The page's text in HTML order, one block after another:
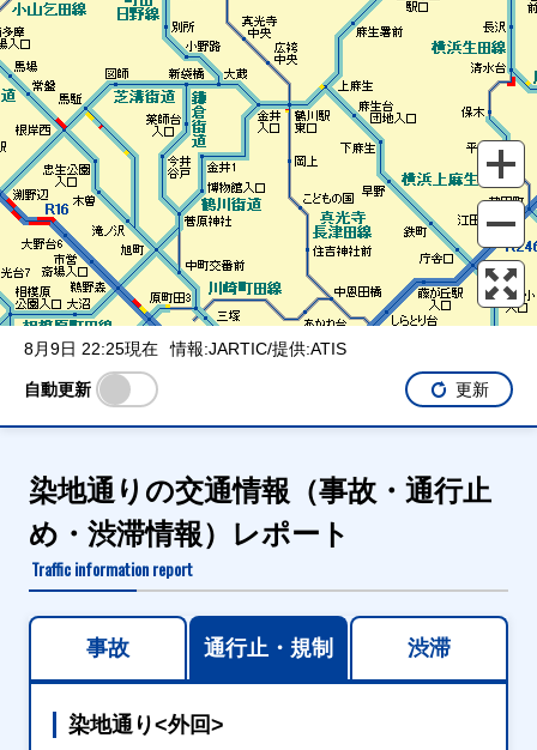
規制情報
事故 規制 通行止め
8月9日 22:25現在 情報:JARTIC/提供:ATIS
自動更新 更新
染地通りの交通情報（事故・通行止
め・渋滞情報）レポート
Traffic information report
事故 通行止・規制 渋滞
染地通り<外回>